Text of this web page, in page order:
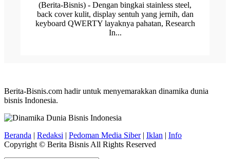
(Berita-Bisnis) - Dengan bingkai stainless steel,
back cover kulit, display sentuh yang jernih, dan
keyboard QWERTY layaknya pahatan, Research
In...
Berita-Bisnis.com hadir untuk menyemarakkan dinamika dunia
bisnis Indonesia.
Beranda | Redaksi | Pedoman Media Siber| Iklan | Info
Copyright © Berita Bisnis All Rights Reserved